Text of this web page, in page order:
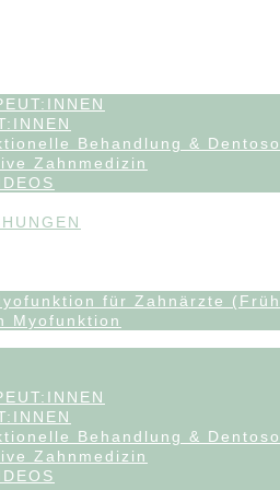
Behandlung &
Zahnmedizin
für Zahnärzte
Myofunktion
Behandlung &
Zahnmedizin